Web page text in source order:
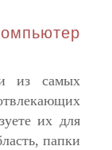
из самых
их для
папки